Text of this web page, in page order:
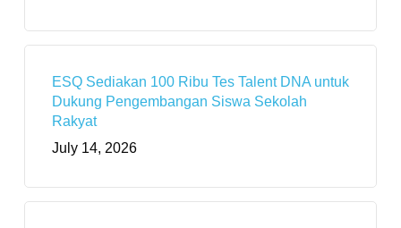
ESQ Sediakan 100 Ribu Tes Talent DNA untuk
Dukung Pengembangan Siswa Sekolah
Rakyat
July 14, 2026